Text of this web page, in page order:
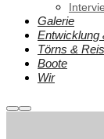
Galerie
Entwicklung
Törns &
Boote
Wir
Weitere
Hauptmenü